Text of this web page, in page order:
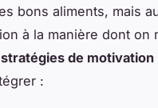
bons aliments, mais
à la manière dont on
stratégies de motivation
: